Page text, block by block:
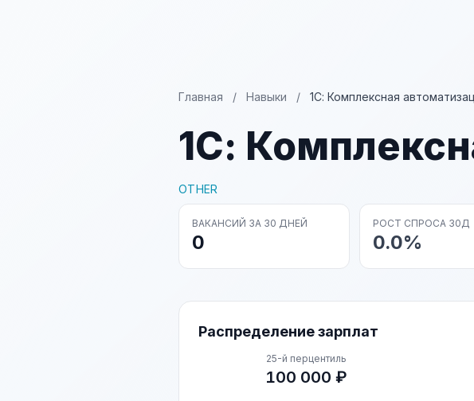
Главная / Навыки / 1С: Комплексная
1С:
OTHER
ВАКАНСИЙ ЗА 30 ДНЕЙ
0
РОСТ СПРОСА 30Д
0.0%
Распределение зарплат
25-й перцентиль
100 000 ₽